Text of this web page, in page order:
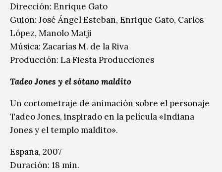
Dirección: Enrique Gato
Guion: José Ángel Esteban, Enrique Gato, Carlos
López, Manolo Matji
Música: Zacarías M. de la Riva
Producción: La Fiesta Producciones
Tadeo Jones y el sótano maldito
Un cortometraje de animación sobre el personaje
Tadeo Jones, inspirado en la película «Indiana
Jones y el templo maldito».
España, 2007
Duración: 18 min.